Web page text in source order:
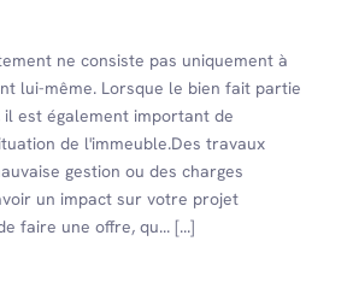
ne consiste pas uniquement à
lui-même. Lorsque le bien fait partie
est également important de
de l'immeuble.Des travaux
gestion ou des charges
un impact sur votre projet
faire une offre, qu... [...]